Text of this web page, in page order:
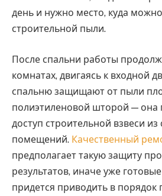
день и нужно место, куда
строительной пыли.
После спальни работы
комнатах, двигаясь к входной
спальню защищают от пыли
полиэтиленовой шторой — она
доступ строительной взвеси из
помещений. Качественный
предполагает такую защиту
результатов, иначе уже
придется приводить в порядок